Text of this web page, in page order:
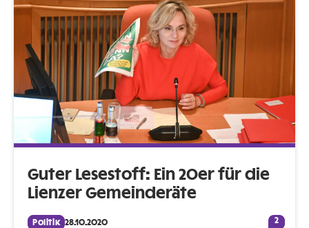
Guter Lesestoff: Ein 20er für die
Lienzer Gemeinderäte
Politik 28.10.2020 2